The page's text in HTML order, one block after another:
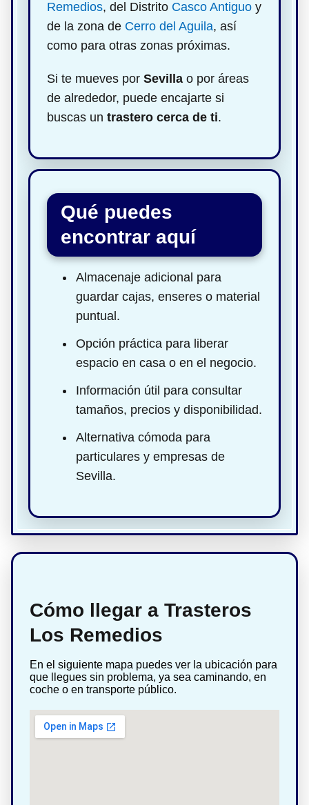
Remedios, del Distrito Casco Antiguo y
de la zona de Cerro del Aguila, así
como para otras zonas próximas.
Si te mueves por Sevilla o por áreas
de alrededor, puede encajarte si
buscas un trastero cerca de ti.
Qué puedes
encontrar aquí
Almacenaje adicional para
guardar cajas, enseres o material
puntual.
Opción práctica para liberar
espacio en casa o en el negocio.
Información útil para consultar
tamaños, precios y disponibilidad.
Alternativa cómoda para
particulares y empresas de
Sevilla.
Cómo llegar a Trasteros
Los Remedios
En el siguiente mapa puedes ver la ubicación para
que llegues sin problema, ya sea caminando, en
coche o en transporte público.